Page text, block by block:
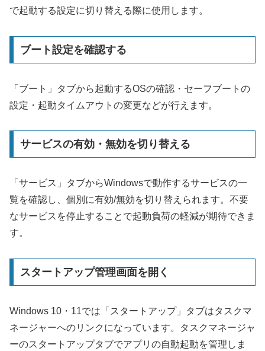
で起動する設定に切り替える際に使用します。
ブート設定を確認する
「ブート」タブから起動するOSの確認・セーフブートの
設定・起動タイムアウトの変更などが行えます。
サービスの有効・無効を切り替える
「サービス」タブからWindowsで動作するサービスの一
覧を確認し、個別に有効/無効を切り替えられます。不要
なサービスを停止することで起動負荷の軽減が期待できま
す。
スタートアップ管理画面を開く
Windows 10・11では「スタートアップ」タブはタスクマ
ネージャーへのリンクになっています。タスクマネージャ
ーのスタートアップタブでアプリの自動起動を管理しま